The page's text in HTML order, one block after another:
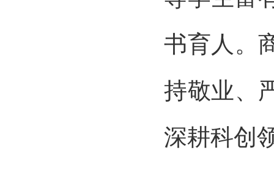
书育人。
持敬业、
深耕科创